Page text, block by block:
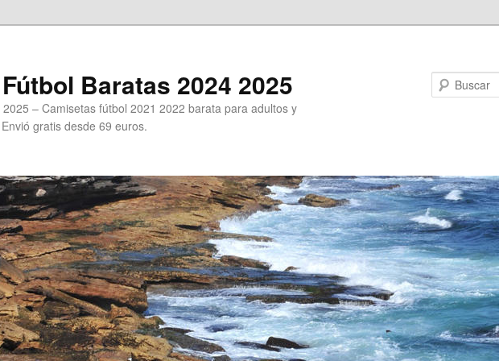
Baratas 2024 2025
– Camisetas fútbol 2021 2022 barata para adultos y
gratis desde 69 euros.